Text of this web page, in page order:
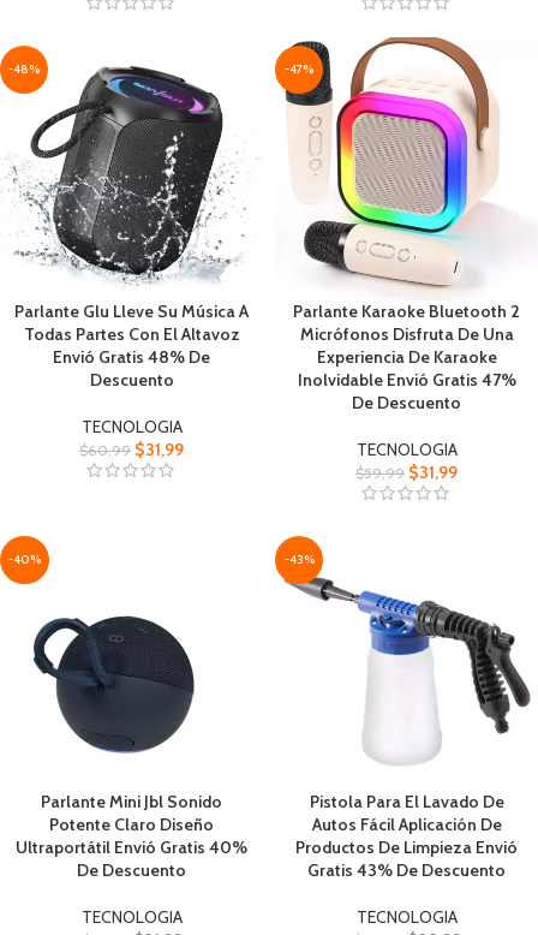
-48%
Parlante Glu Lleve Su Música A
Todas Partes Con El Altavoz
Envió Gratis 48% De
Descuento
TECNOLOGIA
$60,99 $31,99
-47%
Parlante Karaoke Bluetooth 2
Micrófonos Disfruta De Una
Experiencia De Karaoke
Inolvidable Envió Gratis 47%
De Descuento
TECNOLOGIA
$59,99 $31,99
-40%
Parlante Mini Jbl Sonido
Potente Claro Diseño
Ultraportátil Envió Gratis 40%
De Descuento
TECNOLOGIA
-43%
Pistola Para El Lavado De
Autos Fácil Aplicación De
Productos De Limpieza Envió
Gratis 43% De Descuento
TECNOLOGIA